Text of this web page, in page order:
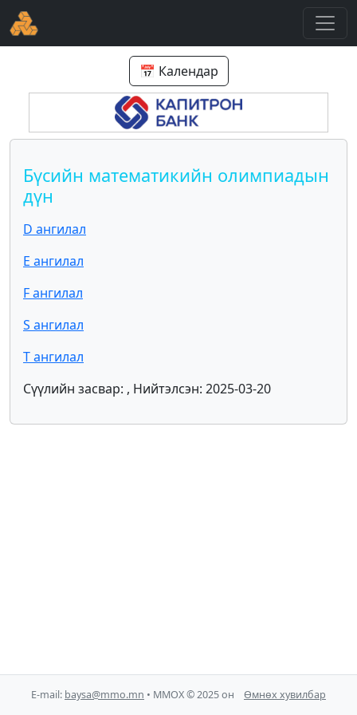
📅 Календар
Бүсийн математикийн олимпиадын
дүн
D ангилал
E ангилал
F ангилал
S ангилал
T ангилал
Сүүлийн засвар: , Нийтэлсэн: 2025-03-20
E-mail: baysa@mmo.mn • ММОХ © 2025 он Өмнөх хувилбар